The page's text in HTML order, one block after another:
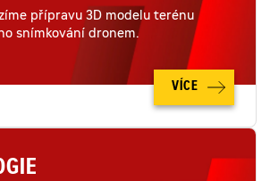
přípravu 3D modelu terénu
snímkování dronem.
VÍCE